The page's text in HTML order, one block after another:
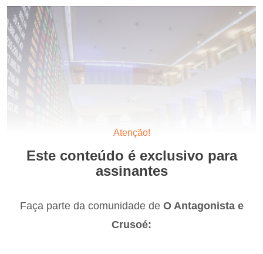
Atenção!
Este conteúdo é exclusivo para
assinantes
Faça parte da comunidade de O Antagonista e
Crusoé: